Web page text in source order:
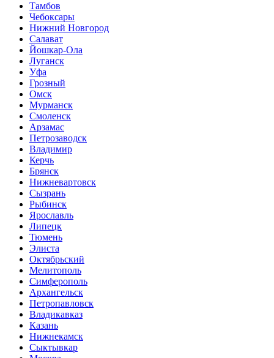
Тамбов
Чебоксары
Нижний Новгород
Салават
Йошкар-Ола
Луганск
Уфа
Грозный
Омск
Мурманск
Смоленск
Арзамас
Петрозаводск
Владимир
Керчь
Брянск
Нижневартовск
Сызрань
Рыбинск
Ярославль
Липецк
Тюмень
Элиста
Октябрьский
Мелитополь
Симферополь
Архангельск
Петропавловск
Владикавказ
Казань
Нижнекамск
Сыктывкар